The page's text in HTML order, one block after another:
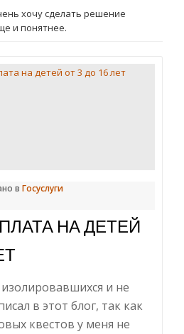
хочу сделать решение
и понятнее.
в Госуслуги
НА ДЕТЕЙ
и не
в этот блог, так как
квестов у меня не